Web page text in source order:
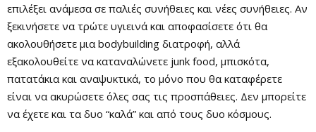
επιλέξει ανάμεσα σε παλιές συνήθειες και νέες συνήθειες. Αν
ξεκινήσετε να τρώτε υγιεινά και αποφασίσετε ότι θα
ακολουθήσετε μια bodybuilding διατροφή, αλλά
εξακολουθείτε να καταναλώνετε junk food, μπισκότα,
πατατάκια και αναψυκτικά, το μόνο που θα καταφέρετε
είναι να ακυρώσετε όλες σας τις προσπάθειες. Δεν μπορείτε
να έχετε και τα δυο “καλά” και από τους δυο κόσμους.